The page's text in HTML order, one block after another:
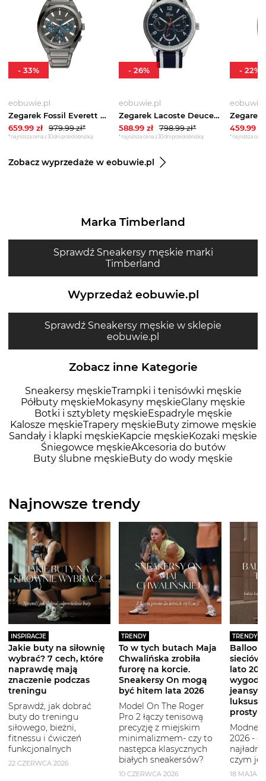
eobuwie.pl
Zegarek Fossil Everett Chronograph FS6107 Szary
659.99 zł 979.99zł*
*najniższa cena z 30 dni przed obniżką
- 33%
eobuwie.pl
Zegarek Lacoste Deuce 2011290 Granatowy
588.99 zł 798.99zł*
*najniższa cena z 30 dni przed obniżką
-26%
459.99zł
*najniższa cena
- 22%
Zobacz wyprzedaże w eobuwie.pl
Marka Timberland
Sprawdź Sneakersy męskie marki
Timberland
Wyprzedaż eobuwie.pl
Sprawdź Sneakersy męskie w sklepie
eobuwie.pl
Zobacz inne Kategorie
Sneakersy męskieTrampki i tenisówki męskie
Półbuty męskie Mokasyny męskieGlany męskie
Botki i sztyblety męskie Espadryle męskie
Kalosze męskieTrapery męskie Buty zimowe męskie
Sandały i klapki męskie Kapcie męskie Kozaki męskie
Śniegowce męskieAkcesoria do butów
Buty ślubne męskie Buty do wody męskie
Najnowsze trendy
INSPIRACJE
Jakie buty na siłownię
wybrać? 7 cech, które
naprawdę mają
znaczenie podczas
treningu
Sprawdź, jak dobrać
buty do treningu
siłowego, bieżni,
fitnessu i ćwiczeń
funkcjonalnych
22 CZERWCA 2026
TRENDY
To w tych butach Maja
Chwalińska zrobiła
furorę na korcie.
Sneakersy On mogą
być hitem lata 2026
Model On The Roger
Pro 2 łączy tenisową
precyzję z miejskim
minimalizmem- czy to
następca klasycznych
białych sneakersów?
10 CZERWCA 2026
TRENDY
Balloon
lato
jeansy i
Modne
2026 -
czym je
18 MAJA